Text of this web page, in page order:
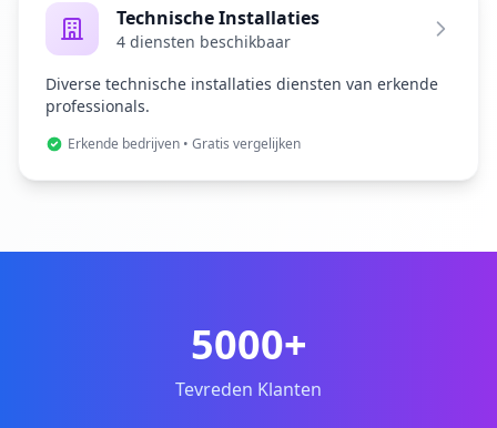
Technische Installaties
4 diensten beschikbaar
Diverse technische installaties diensten van erkende
professionals.
Erkende bedrijven • Gratis vergelijken
5000+
Tevreden Klanten